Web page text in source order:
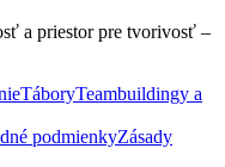
a priestor pre tvorivosť –
TáboryTeambuildingy a
podmienkyZásady